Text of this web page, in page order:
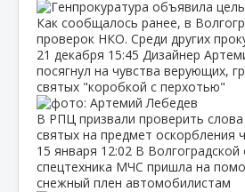
Как сообщалось ранее, в
проверок НКО. Среди других
21 декабря 15:45 Дизайнер
посягнул на чувства верующих,
святых "коробкой с перхотью"
В РПЦ призвали проверить
святых на предмет оскорбления
15 января 12:02 В Волгоградской
спецтехника МЧС пришла на
снежный плен автомобилистам